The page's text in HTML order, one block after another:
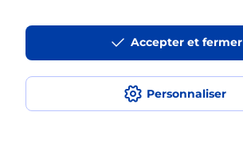
Personnaliser
Accepter et fermer
Accessibilité : partiellement conforme
Conditions contractuelles
Mentions légales